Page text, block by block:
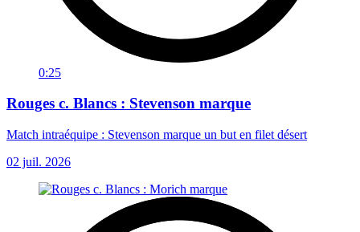
0:25
Rouges c. Blancs : Stevenson marque
Match intraéquipe : Stevenson marque un but en filet désert
02 juil. 2026